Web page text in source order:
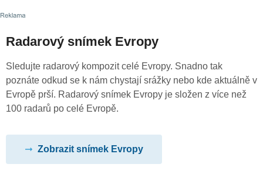
Radarový snímek Evropy
Sledujte radarový kompozit celé Evropy. Snadno tak
poznáte odkud se k nám chystají srážky nebo kde aktuálně v
Evropě prší. Radarový snímek Evropy je složen z více než
100 radarů po celé Evropě.
Zobrazit snímek Evropy